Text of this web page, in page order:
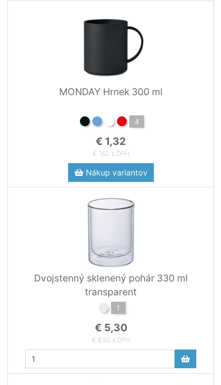
MONDAY Hrnek 300 ml
4
€ 1,32
€ 1,62 s DPH
Nákup variantov
Dvojstenný sklenený pohár 330 ml
transparent
1
€ 5,30
€ 6,52 s DPH